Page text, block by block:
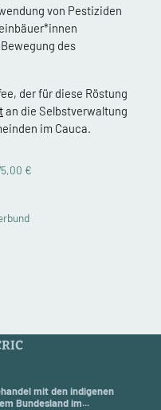
von Pestiziden
des
der für diese Röstung
an die Selbstverwaltung
im Cauca.
€
mit den indigenen
Bundesland im...